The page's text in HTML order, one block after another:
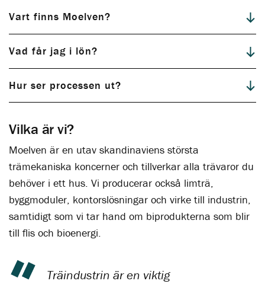
Vart finns Moelven?
Vad får jag i lön?
Hur ser processen ut?
Vilka är vi?
Moelven är en utav skandinaviens största
trämekaniska koncerner och tillverkar alla trävaror du
behöver i ett hus. Vi producerar också limträ,
byggmoduler, kontorslösningar och virke till industrin,
samtidigt som vi tar hand om biprodukterna som blir
till flis och bioenergi.
Träindustrin är en viktig